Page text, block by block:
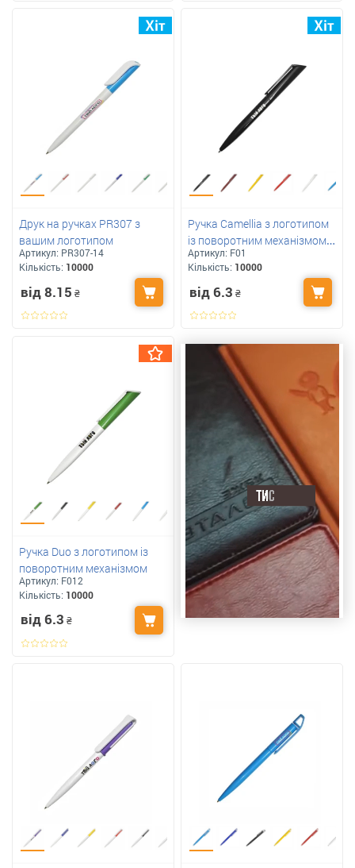
Друк на ручках PR307 з
вашим логотипом
Артикул: PR307-14
Кількість: 10000
від 8.15 ₴
Ручка Camellia з логотипом
із поворотним механізмом.
Україна.
Артикул: F01
Кількість: 10000
від 6.3 ₴
Ручка Duo з логотипом із
поворотним механізмом
Артикул: F012
Кількість: 10000
від 6.3 ₴